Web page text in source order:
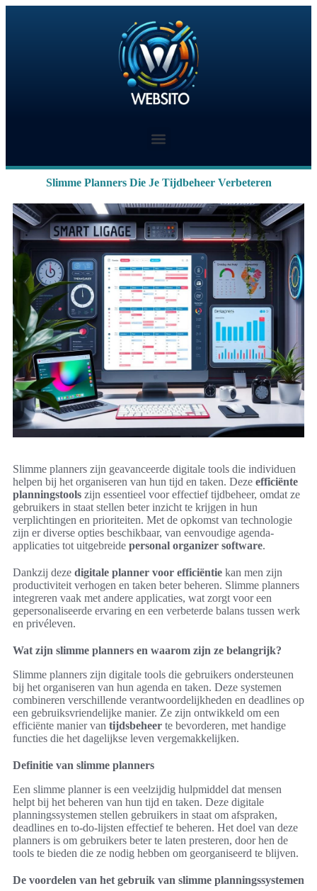
Slimme Planners Die Je Tijdbeheer Verbeteren
Slimme planners zijn geavanceerde digitale tools die individuen
helpen bij het organiseren van hun tijd en taken. Deze efficiënte
planningstools zijn essentieel voor effectief tijdbeheer, omdat ze
gebruikers in staat stellen beter inzicht te krijgen in hun
verplichtingen en prioriteiten. Met de opkomst van technologie
zijn er diverse opties beschikbaar, van eenvoudige agenda-
applicaties tot uitgebreide personal organizer software.
Dankzij deze digitale planner voor efficiëntie kan men zijn
productiviteit verhogen en taken beter beheren. Slimme planners
integreren vaak met andere applicaties, wat zorgt voor een
gepersonaliseerde ervaring en een verbeterde balans tussen werk
en privéleven.
Wat zijn slimme planners en waarom zijn ze belangrijk?
Slimme planners zijn digitale tools die gebruikers ondersteunen
bij het organiseren van hun agenda en taken. Deze systemen
combineren verschillende verantwoordelijkheden en deadlines op
een gebruiksvriendelijke manier. Ze zijn ontwikkeld om een
efficiënte manier van tijdsbeheer te bevorderen, met handige
functies die het dagelijkse leven vergemakkelijken.
Definitie van slimme planners
Een slimme planner is een veelzijdig hulpmiddel dat mensen
helpt bij het beheren van hun tijd en taken. Deze digitale
planningssystemen stellen gebruikers in staat om afspraken,
deadlines en to-do-lijsten effectief te beheren. Het doel van deze
planners is om gebruikers beter te laten presteren, door hen de
tools te bieden die ze nodig hebben om georganiseerd te blijven.
De voordelen van het gebruik van slimme planningssystemen